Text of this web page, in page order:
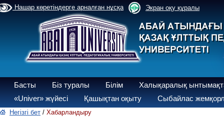
Нашар көретіндерге арналған нұсқа Экран оқу құралы
Басты Біз туралы Білім
Халықаралық
«Univer» жүйесі
Қашықтан оқыту Сыбайлас
Негізгі бет / Хабарландыру